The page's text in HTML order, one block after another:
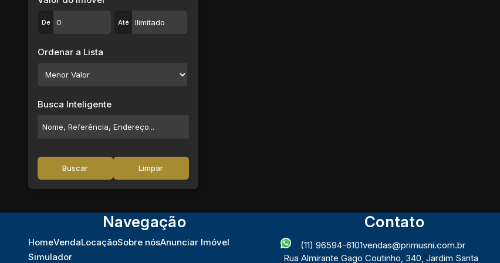
De Até
Ordenar a Lista
Busca Inteligente
Buscar Limpar
Navegação
HomeVendaLocaçãoSobre nósAnunciar Imóvel
Simulador
Contato
(11) 96594-6101vendas@primusni.com.br
Rua Almirante Gago Coutinho 340 Jardim Santa